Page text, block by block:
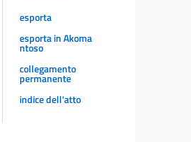
esporta
esporta in Akoma
ntoso
collegamento
permanente
indice dell'atto